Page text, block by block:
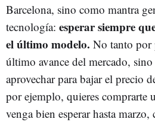
Barcelona, sino como mantra
tecnología: esperar siempre
el último modelo. No tanto por
último avance del mercado, sino
aprovechar para bajar el precio
por ejemplo, quieres comprarte
venga bien esperar hasta